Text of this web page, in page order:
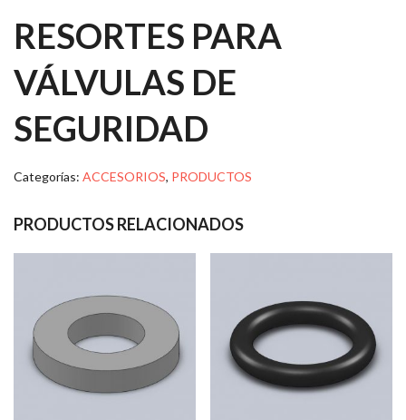
RESORTES PARA
VÁLVULAS DE
SEGURIDAD
Categorías: ACCESORIOS, PRODUCTOS
PRODUCTOS RELACIONADOS